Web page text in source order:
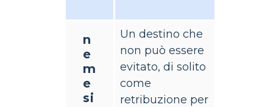
n
e
m
e
si
Un destino che
non può essere
evitato, di solito
come
retribuzione per